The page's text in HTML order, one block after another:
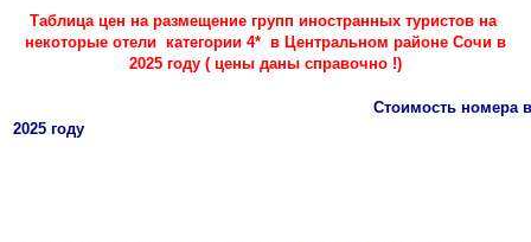
Таблица цен на размещение групп иностранных туристов на
некоторые отели категории 4* в Центральном районе Сочи в
2025 году ( цены даны справочно !)
Стоимость номера в
2025 году